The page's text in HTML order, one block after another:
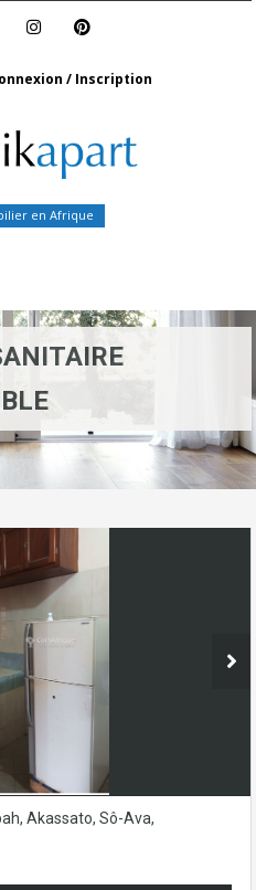
/ Inscription
en Afrique
Akassato, Sô-Ava,